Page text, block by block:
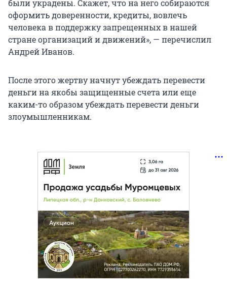
были украдены. Скажет, что на него собираются
оформить доверенности, кредиты, вовлечь
человека в поддержку запрещенных в нашей
стране организаций и движений», — перечислил
Андрей Иванов.
После этого жертву начнут убеждать перевести
деньги на якобы защищенные счета или еще
каким-то образом убеждать перевести деньги
злоумышленникам.